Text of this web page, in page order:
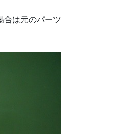
合は元のパーツ